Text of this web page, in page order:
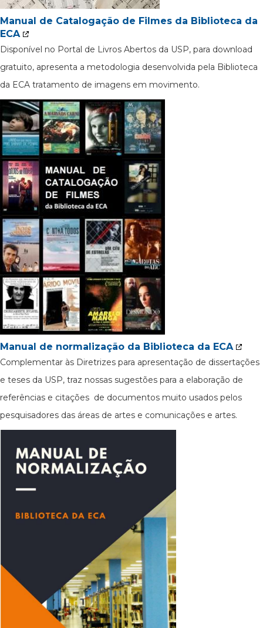
Manual de Catalogação de Filmes da Biblioteca da
ECA
Disponível no Portal de Livros Abertos da USP, para download
gratuito, apresenta a metodologia desenvolvida pela Biblioteca
da ECA tratamento de imagens em movimento.
Manual de normalização da Biblioteca da ECA
Complementar às Diretrizes para apresentação de dissertações
e teses da USP, traz nossas sugestões para a elaboração de
referências e citações de documentos muito usados pelos
pesquisadores das áreas de artes e comunicações e artes.